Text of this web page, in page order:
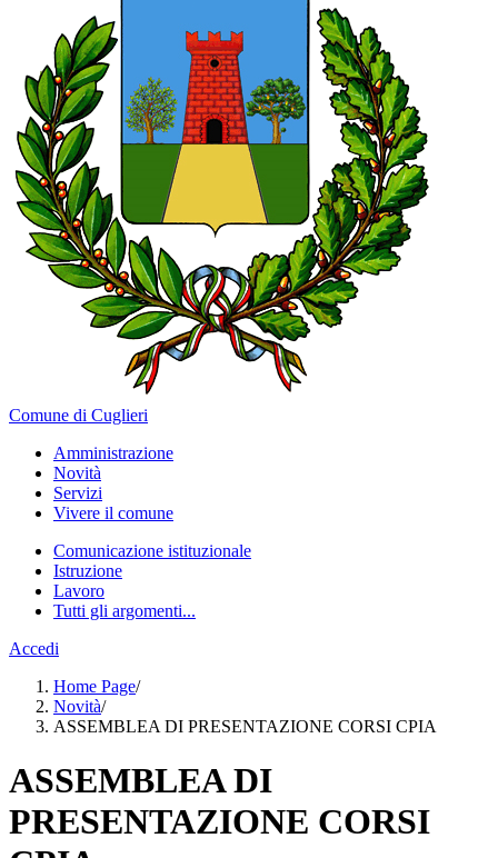
Comune di Cuglieri
Amministrazione
Novità
Servizi
Vivere il comune
Comunicazione istituzionale
Istruzione
Lavoro
Tutti gli argomenti...
Accedi
Home Page/
Novità/
ASSEMBLEA DI PRESENTAZIONE CORSI CPIA
ASSEMBLEA DI
PRESENTAZIONE CORSI